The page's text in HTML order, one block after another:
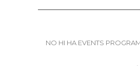
NO HI HA EVENTS